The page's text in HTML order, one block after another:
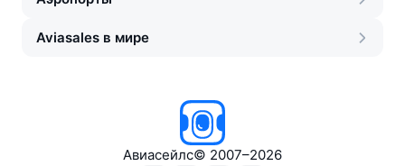
Aviasales в мире
Авиасейлс© 2007–2026